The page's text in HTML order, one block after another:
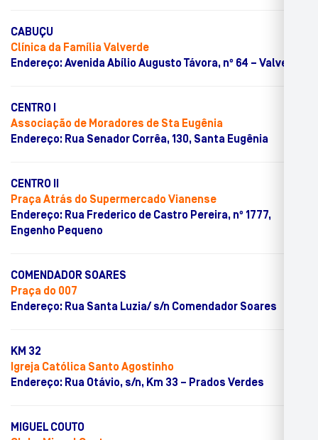
CABUÇU
Clínica da Família Valverde
Endereço: Avenida Abílio Augusto Távora, nº 64 – Valverde
CENTRO I
Associação de Moradores de Sta Eugênia
Endereço: Rua Senador Corrêa, 130, Santa Eugênia
CENTRO II
Praça Atrás do Supermercado Vianense
Endereço: Rua Frederico de Castro Pereira, nº 1777,
Engenho Pequeno
COMENDADOR SOARES
Praça do 007
Endereço: Rua Santa Luzia/ s/n Comendador Soares
KM 32
Igreja Católica Santo Agostinho
Endereço: Rua Otávio, s/n, Km 33 – Prados Verdes
MIGUEL COUTO